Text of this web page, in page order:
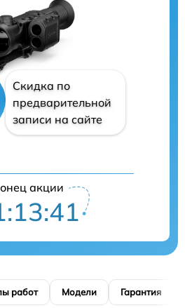
Скидка по
предварительной
записи на сайте
акции
работ Модели Гарантия